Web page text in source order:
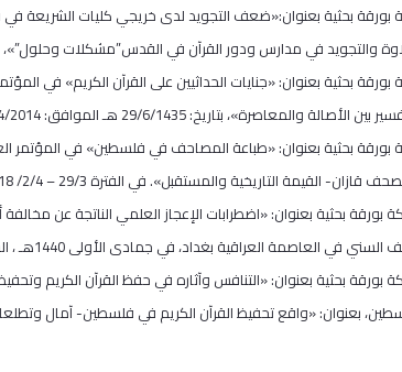
بورقة بحثية بعنوان:«ضعف التجويد لدى خريجي كليات الشريعة
والتجويد في مدارس ودور القرآن في القدس”مشكلات وحلول”»، المنعقد
بورقة بحثية بعنوان: «جنايات الحداثيين على القرآن الكريم» في
الأصالة والمعاصرة»، بتاريخ: 29/6/1435 هـ الموافق: 29/4/2014م.
بورقة بحثية بعنوان: «طباعة المصاحف في فلسطين» في المؤتمر
قازان- القيمة التاريخية والمستقبل». في الفترة 29/3 – 2/4/ 2018.
بورقة بحثية بعنوان: «اضطرابات الإعجاز العلمي الناتجة عن
في العاصمة العراقية بغداد، في جمادى الأولى 1440هـ ، الموافق: فبراير 2019م.
بورقة بحثية بعنوان: «التنافس وآثاره في حفظ القرآن الكريم
بعنوان: «واقع تحفيظ القرآن الكريم في فلسطين- آمال وتطلعات». بتاريخ: